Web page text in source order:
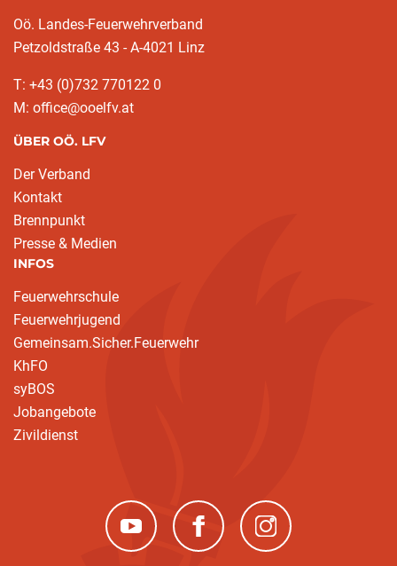
Oö. Landes-Feuerwehrverband
Petzoldstraße 43 - A-4021 Linz
T: +43 (0)732 770122 0
M: office@ooelfv.at
ÜBER OÖ. LFV
Der Verband
Kontakt
Brennpunkt
Presse & Medien
INFOS
Feuerwehrschule
Feuerwehrjugend
Gemeinsam.Sicher.Feuerwehr
KhFO
syBOS
Jobangebote
Zivildienst
(neues Fenster)(neues Fenster)(neues Fenster)